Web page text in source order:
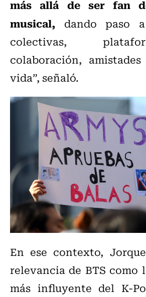
más allá de ser fan
musical, dando paso
colectivas,
colaboración,
vida”, señaló.
En ese contexto,
relevancia de BTS como
más influyente del K-